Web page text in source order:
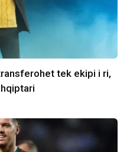
tek ekipi i ri,